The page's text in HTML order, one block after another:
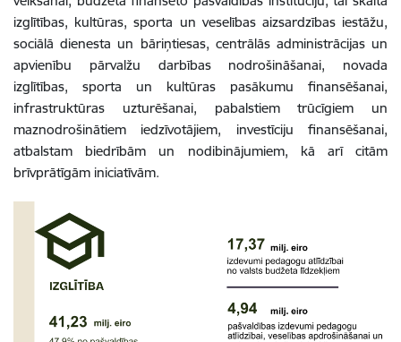
izglītības, kultūras, sporta un veselības aizsardzības iestāžu,
sociālā dienesta un bāriņtiesas, centrālās administrācijas un
apvienību pārvalžu darbības nodrošināšanai, novada
izglītības, sporta un kultūras pasākumu finansēšanai,
infrastruktūras uzturēšanai, pabalstiem trūcīgiem un
maznodrošinātiem iedzīvotājiem, investīciju finansēšanai,
atbalstam biedrībām un nodibinājumiem, kā arī citām
brīvprātīgām iniciatīvām.